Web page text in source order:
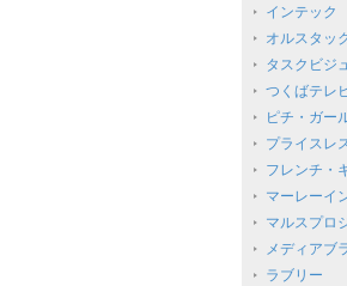
インテック
オルスタッ
タスクビジ
つくばテレ
ピチ・ガー
プライスレ
フレンチ・
マーレーイ
マルスプロ
メディアブ
ラブリー